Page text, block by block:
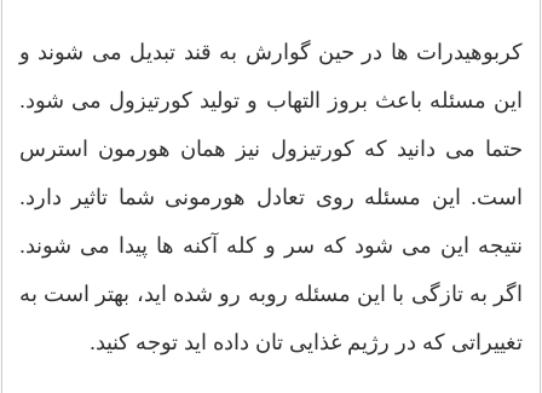
کربوهیدرات ها در حین گوارش به قند تبدیل می شوند و
این مسئله باعث بروز التهاب و تولید کورتیزول می شود.
حتما می دانید که کورتیزول نیز همان هورمون استرس
است. این مسئله روی تعادل هورمونی شما تاثیر دارد.
نتیجه این می شود که سر و کله آکنه ها پیدا می شوند.
اگر به تازگی با این مسئله روبه رو شده اید، بهتر است به
تغییراتی که در رژیم غذایی تان داده اید توجه کنید.